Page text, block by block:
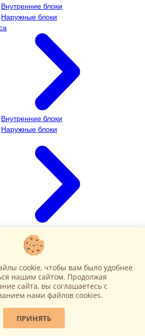
Внутренние блоки
Наружные блоки
Внутренние блоки
Наружные блоки
Наружные блоки
cookie, чтобы вам было удобнее
нашим сайтом. Продолжая
сайта, вы соглашаетесь c
нами файлов cookies.
ПРИНЯТЬ